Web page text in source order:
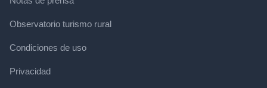
Observatorio turismo rural
Condiciones de uso
Privacidad